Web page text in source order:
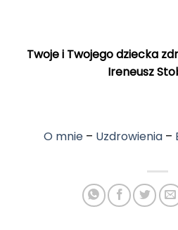
Twoje i Twojego dziecka
Ireneusz
O mnie– Uzdrowienia–